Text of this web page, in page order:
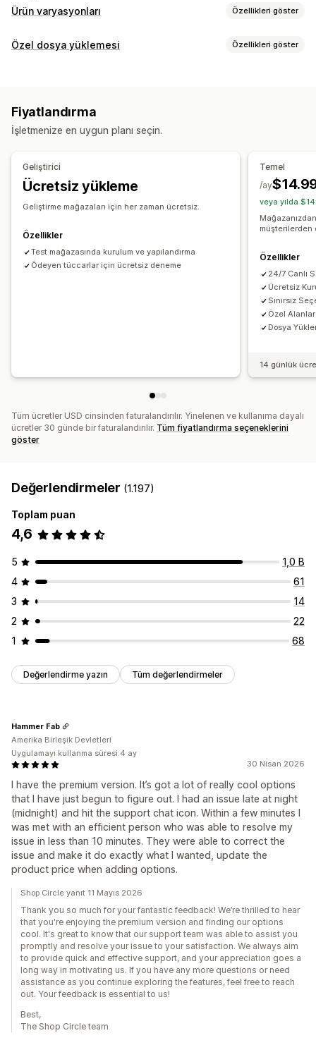
Ürün varyasyonları Özellikleri göster
Özelleştirme
Önizleme Çeviri
Toplu fiyatlandırma
Özel fiyatlandırma Dinamik fiyatlandırma
Eklentiler
SKU yönetimi
Stok durumu Stoka eklendi ekranı
Özel dosya yüklemesi Özellikleri göster
Dosya yönetimi
Fiyatlandırma
İşletmenize en uygun planı seçin.
Geliştirici
Ücretsiz yükleme
Geliştirme mağazaları için her zaman ücretsiz.
Özellikler
Test mağazasında kurulum ve yapılandırma
Ödeyen tüccarlar için ücretsiz deneme
Temel
/ay
veya yılda
müşterilerden
Özellikler
24/7 Canlı
Ücretsiz
Sınırsız
Özel Alanlar
Dosya
14 günlük
Tüm ücretler USD cinsinden faturalandırılır. Yinelenen ve kullanıma dayalı
ücretler 30 günde bir faturalandırılır. Tüm fiyatlandırma seçeneklerini
göster
Değerlendirmeler (1.197)
Toplam puan
4,6
5
1,0 B
4
61
3
14
2
22
1
68
Değerlendirme yazın Tüm değerlendirmeler
30 Nisan 2026
I have the premium version. It’s got a lot of really cool options
that I have just begun to figure out. I had an issue late at night
(midnight) and hit the support chat icon. Within a few minutes I
was met with an efficient person who was able to resolve my
issue in less than 10 minutes. They were able to correct the
issue and make it do exactly what I wanted, update the
product price when adding options.
Hammer Fab
Amerika Birleşik Devletleri
Uygulamayı kullanma süresi:4 ay
Shop Circle yanıt 11 Mayıs 2026
Thank you so much for your fantastic feedback! We’re thrilled to hear
that you're enjoying the premium version and finding our options
cool. It's great to know that our support team was able to assist you
promptly and resolve your issue to your satisfaction. We always aim
to provide quick and effective support, and your appreciation goes a
long way in motivating us. If you have any more questions or need
assistance as you continue exploring the features, feel free to reach
out. Your feedback is essential to us!
Best,
The Shop Circle team